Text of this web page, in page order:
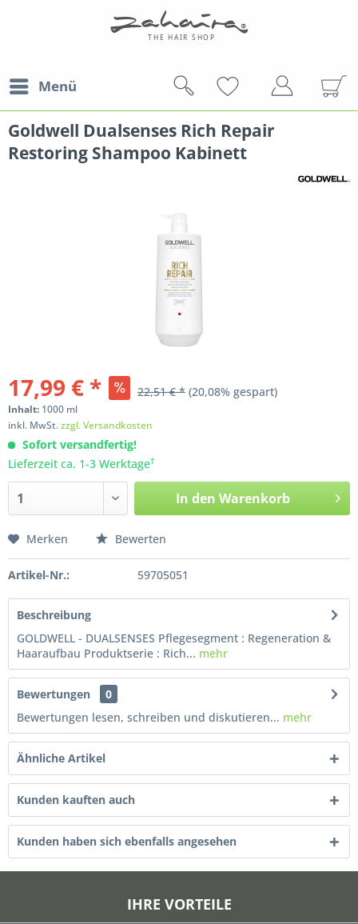
Menü
Goldwell Dualsenses Rich Repair
Restoring Shampoo Kabinett
17,99 € * 22,51 € * (20,08% gespart)
Inhalt: 1000 ml
inkl. MwSt.zzgl. Versandkosten
Sofort versandfertig!
Lieferzeit ca. 1-3 Werktage†
In den Warenkorb
Merken Bewerten
Artikel-Nr.: 59705051
Beschreibung
GOLDWELL - DUALSENSES Pflegesegment : Regeneration &
Haaraufbau Produktserie : Rich... mehr
Bewertungen
0
Bewertungen lesen, schreiben und diskutieren... mehr
Ähnliche Artikel
Kunden kauften auch
Kunden haben sich ebenfalls angesehen
IHRE VORTEILE